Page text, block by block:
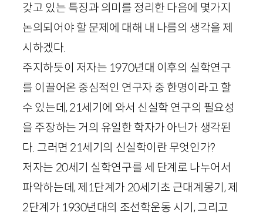
갖고 있는 특징과 의미를 정리한 다음에 몇가지
논의되어야 할 문제에 대해 내 나름의 생각을 제
시하겠다.
주지하듯이 저자는 1970년대 이후의 실학연구
를 이끌어온 중심적인 연구자 중 한명이라고 할
수 있는데,21세기에 와서 신실학 연구의 필요성
을 주장하는 거의 유일한 학자가 아닌가 생각된
다. 그러면 21세기의 신실학이란 무엇인가?
저자는 20세기 실학연구를 세 단계로 나누어서
파악하는데, 제 1단계가 20세기초 근대계몽기, 제
2단계가 1930년대의 조선학운동 시기, 그리고